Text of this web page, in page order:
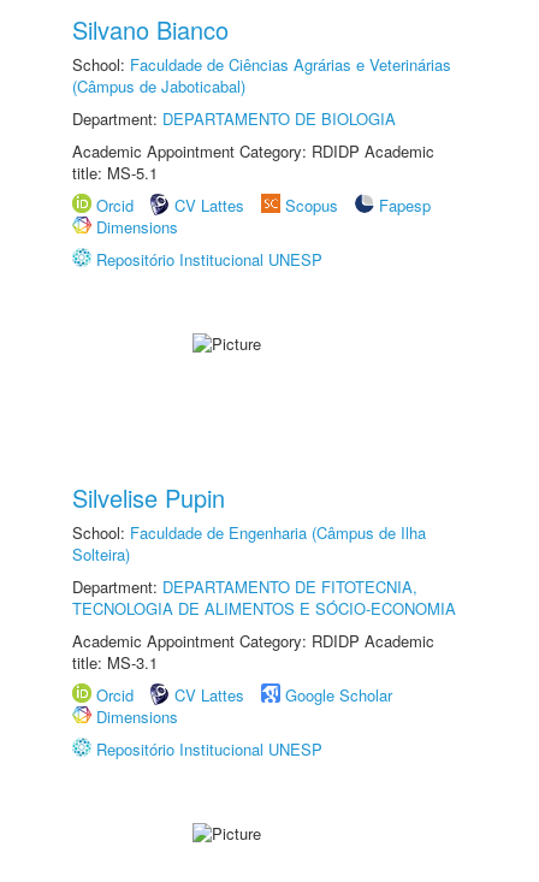
Silvano Bianco
School: Faculdade de Ciências Agrárias e Veterinárias
(Câmpus de Jaboticabal)
Department: DEPARTAMENTO DE BIOLOGIA
Academic Appointment Category: RDIDP Academic
title: MS-5.1
Orcid
CV Lattes Scopus
Fapesp
Dimensions
Repositório Institucional UNESP
Silvelise Pupin
School: Faculdade de Engenharia (Câmpus de Ilha
Solteira)
Department: DEPARTAMENTO DE FITOTECNIA,
TECNOLOGIA DE ALIMENTOS E SÓCIO-ECONOMIA
Academic Appointment Category: RDIDP Academic
title: MS-3.1
Orcid
CV Lattes
Google Scholar
Dimensions
Repositório Institucional UNESP